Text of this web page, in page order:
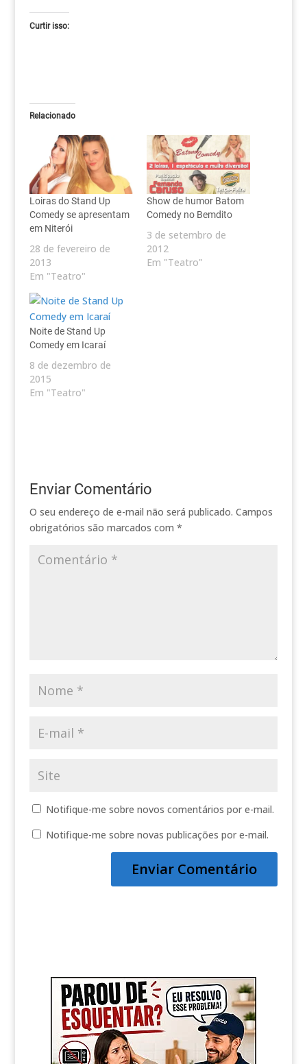
Curtir isso:
Relacionado
Loiras do Stand Up
Comedy se apresentam
em Niterói
28 de fevereiro de
2013
Em "Teatro"
Show de humor Batom
Comedy no Bemdito
3 de setembro de
2012
Em "Teatro"
Noite de Stand Up
Comedy em Icaraí
8 de dezembro de
2015
Em "Teatro"
Enviar Comentário
O seu endereço de e-mail não será publicado. Campos
obrigatórios são marcados com *
Notifique-me sobre novos comentários por e-mail.
Notifique-me sobre novas publicações por e-mail.